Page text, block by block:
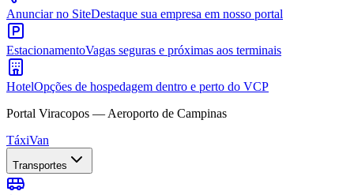
Anunciar no SiteDestaque sua empresa em nosso portal
EstacionamentoVagas seguras e próximas aos terminais
HotelOpções de hospedagem dentro e perto do VCP
Portal Viracopos — Aeroporto de Campinas
TáxiVan
Transportes